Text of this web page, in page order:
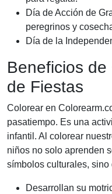
Día de Acción de
peregrinos y
Día de la
Beneficios
de Fiestas
Colorear en
pasatiempo. Es una
infantil. Al colorear
niños no solo aprenden
símbolos culturales, sino
Desarrollan su